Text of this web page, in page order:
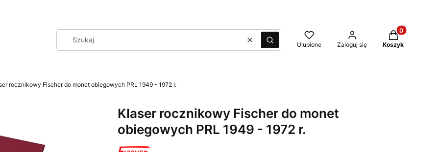
WyczyśćSzukaj Ulubione Zaloguj się
Produkty w
Koszyk
rocznikowy Fischer do monet obiegowych PRL 1949 - 1972 r.
Klaser rocznikowy Fischer do monet
obiegowych PRL 1949 - 1972 r.